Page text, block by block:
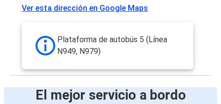
Ver esta dirección en Google Maps
Plataforma de autobús 5 (Línea
N949, N979)
El mejor servicio a bordo